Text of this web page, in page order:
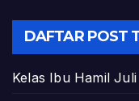
DAFTAR POST
Kelas Ibu Hamil Juli